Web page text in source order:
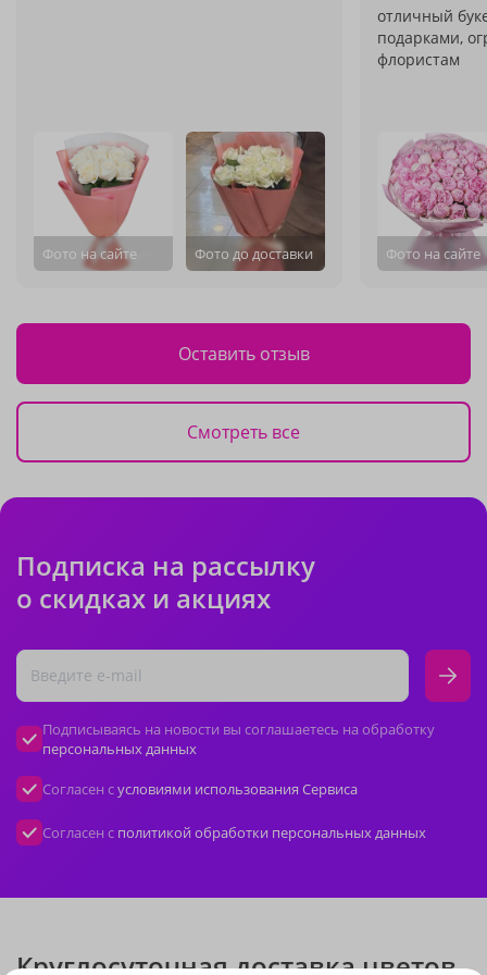
Фото на сайте Фото до доставки
отличный
подарками,
флористам
Фото на сайте
Оставить отзыв
Смотреть все
Подписка на рассылку
о скидках и акциях
Подписываясь на новости вы соглашаетесь на обработку
персональных данных
Согласен сусловиями использования Сервиса
Согласен с политикой обработки персональных данных
Круглосуточная доставка цветов